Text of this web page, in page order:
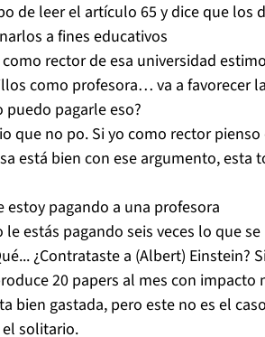
de leer el artículo 65 y dice que los
a fines educativos
como rector de esa universidad
como profesora… va a favorecer
pagarle eso?
que no po. Si yo como rector
está bien con ese argumento, esta
estoy pagando a una profesora
le estás pagando seis veces lo que
¿Contrataste a (Albert) Einstein?
20 papers al mes con impacto
bien gastada, pero este no es el
solitario.